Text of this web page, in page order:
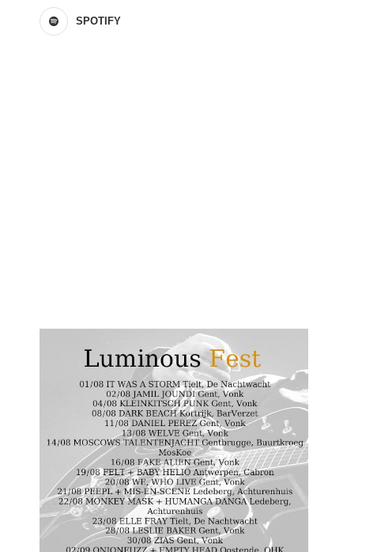
SPOTIFY